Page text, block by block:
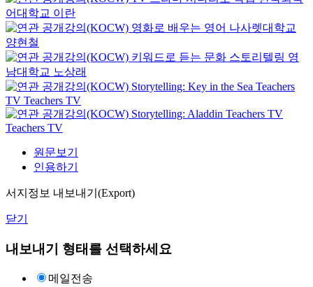
어대학교 이란
영화로 배우는 영어 나사렛대학교
양현철
키워드로 듣는 문화 스토리텔링 영
남대학교 노상래
Storytelling: Key in the Sea Teachers
TV Teachers TV
Storytelling: Aladdin Teachers TV
Teachers TV
원문보기
인용하기
서지정보 내보내기(Export)
닫기
내보내기 형태를 선택하세요
메일전송